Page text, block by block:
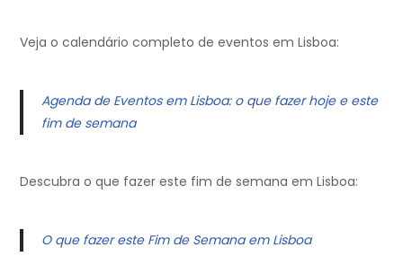
Veja o calendário completo de eventos em Lisboa:
Agenda de Eventos em Lisboa: o que fazer hoje e este
fim de semana
Descubra o que fazer este fim de semana em Lisboa:
O que fazer este Fim de Semana em Lisboa